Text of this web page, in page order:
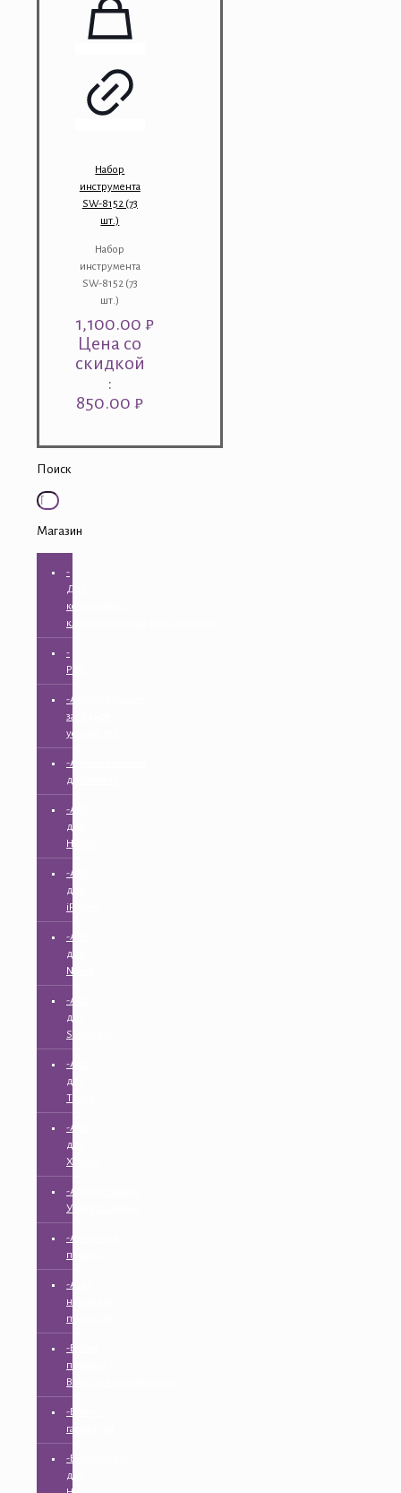
Набор
инструмента
SW-8152 (73
шт.)
Набор
инструмента
SW-8152 (73
шт.)
1,100.00 ₽
Цена со
скидкой
:
850.00 ₽
Поиск
Магазин
-
Для
компьютера:
клавиатура,мышь,кейс,колонки
-
PZX
-Автомобильное
зарядное
устройство
-Автомобильный
держатель
-АКБ
для
Huawei
-АКБ
для
iPhone
-АКБ
для
Nokia
-АКБ
для
Samsung
-АКБ
для
Tecno
-АКБ
для
Xiaomi
-Аккумуляторы
Универсальные
-Антенный
провод
-Аукс,
наушники,
microUSB
-Блоки
питания
Borofone/Hoco/Remax
-Блютус
гарнитура
-Вибромотор
для